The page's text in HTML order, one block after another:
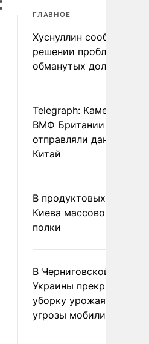
ГЛАВНОЕ
Хуснуллин сообщил о
решении проблемы
обманутых дольщиков
Telegraph: Камеры
ВМФ Британии тайно
отправляли данные в
Китай
В продуктовых
Киева массово
полки
В Черниговской
Украины прекратили
уборку урожая из-за
угрозы мобилизации